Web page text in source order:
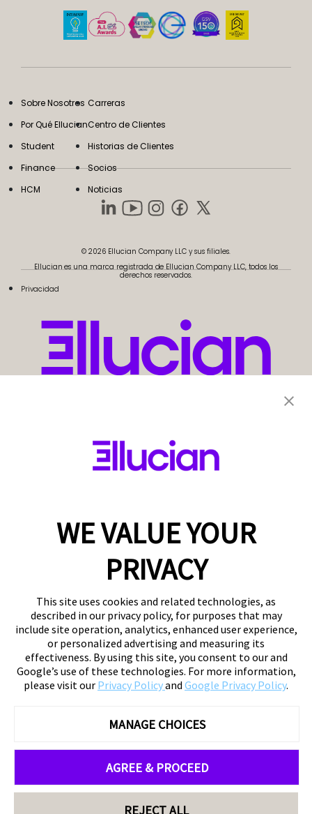
Sobre Nosotros
Por Qué Ellucian
Student
Finance
HCM
Carreras
Centro de Clientes
Historias de Clientes
Socios
Noticias
© 2026 Ellucian Company LLC y sus filiales.
Ellucian es una marca registrada de Ellucian Company LLC, todos los
derechos reservados.
Privacidad
WE VALUE YOUR
PRIVACY
This site uses cookies and related technologies, as
described in our privacy policy, for purposes that may
include site operation, analytics, enhanced user experience,
or personalized advertising and measuring its
effectiveness. By using this site, you consent to our and
Google’s use of these technologies. For more information,
please visit our Privacy Policyand Google Privacy Policy.
MANAGE CHOICES
AGREE & PROCEED
REJECT ALL